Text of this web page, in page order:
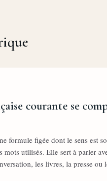
courante se
formule figée dont le sens est
mots utilisés. Elle sert à parler
les livres, la presse ou